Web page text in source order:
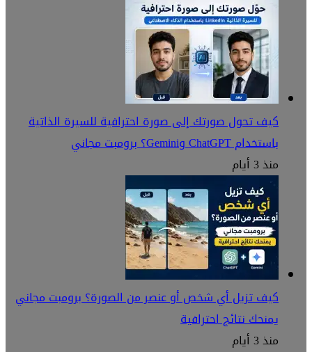
كيف تحول صورتك إلى صورة احترافية للسيرة الذاتية
باستخدام ChatGPT وGemini؟ برومبت مجاني
منذ 3 أيام
كيف تزيل أي شخص أو عنصر من الصورة؟ برومبت مجاني
يمنحك نتائج احترافية
منذ 3 أيام